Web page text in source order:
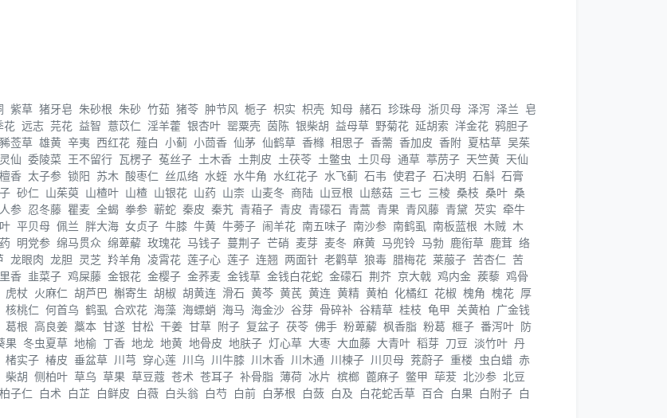
紫草 猪牙皂 朱砂根 朱砂 竹茹 猪苓 肿节风 栀子 枳实 枳壳 知母 赭石 珍珠母 浙贝母 泽泻 泽兰 皂
花 远志 芫花 益智 薏苡仁 淫羊藿 银杏叶 罂粟壳 茵陈 银柴胡 益母草 野菊花 延胡索 洋金花 鸦胆子
豨莶草 雄黄 辛夷 西红花 薤白 小蓟 小茴香 仙茅 仙鹤草 香橼 相思子 香薷 香加皮 香附 夏枯草 吴茱
仙 委陵菜 王不留行 瓦楞子 菟丝子 土木香 土荆皮 土茯苓 土鳖虫 土贝母 通草 葶苈子 天竺黄 天仙
檀香 太子参 锁阳 苏木 酸枣仁 丝瓜络 水蛭 水牛角 水红花子 水飞蓟 石韦 使君子 石决明 石斛 石膏
砂仁 山茱萸 山楂叶 山楂 山银花 山药 山柰 山麦冬 商陆 山豆根 山慈菇 三七 三棱 桑枝 桑叶 桑
人参 忍冬藤 瞿麦 全蝎 拳参 蕲蛇 秦皮 秦艽 青葙子 青皮 青礞石 青蒿 青果 青风藤 青黛 芡实 牵牛
平贝母 佩兰 胖大海 女贞子 牛膝 牛黄 牛蒡子 闹羊花 南五味子 南沙参 南鹤虱 南板蓝根 木贼 木
明党参 绵马贯众 绵萆薢 玫瑰花 马钱子 蔓荆子 芒硝 麦芽 麦冬 麻黄 马兜铃 马勃 鹿衔草 鹿茸 络
龙眼肉 龙胆 灵芝 羚羊角 凌霄花 莲子心 莲子 连翘 两面针 老鹳草 狼毒 腊梅花 莱菔子 苦杏仁 苦
香 韭菜子 鸡屎藤 金银花 金樱子 金荞麦 金钱草 金钱白花蛇 金礞石 荆芥 京大戟 鸡内金 蒺藜 鸡骨
虎杖 火麻仁 胡芦巴 槲寄生 胡椒 胡黄连 滑石 黄芩 黄芪 黄连 黄精 黄柏 化橘红 花椒 槐角 槐花 厚
核桃仁 何首乌 鹤虱 合欢花 海藻 海螵蛸 海马 海金沙 谷芽 骨碎补 谷精草 桂枝 龟甲 关黄柏 广金钱
葛根 高良姜 藁本 甘遂 甘松 干姜 甘草 附子 复盆子 茯苓 佛手 粉萆薢 枫香脂 粉葛 榧子 番泻叶 防
果 冬虫夏草 地榆 丁香 地龙 地黄 地骨皮 地肤子 灯心草 大枣 大血藤 大青叶 稻芽 刀豆 淡竹叶 丹
楮实子 椿皮 垂盆草 川芎 穿心莲 川乌 川牛膝 川木香 川木通 川楝子 川贝母 茺蔚子 重楼 虫白蜡 赤
柴胡 侧柏叶 草乌 草果 草豆蔻 苍术 苍耳子 补骨脂 薄荷 冰片 槟榔 蓖麻子 鳖甲 荜茇 北沙参 北豆
柏子仁 白术 白芷 白鲜皮 白薇 白头翁 白芍 白前 白茅根 白蔹 白及 白花蛇舌草 百合 白果 白附子 白